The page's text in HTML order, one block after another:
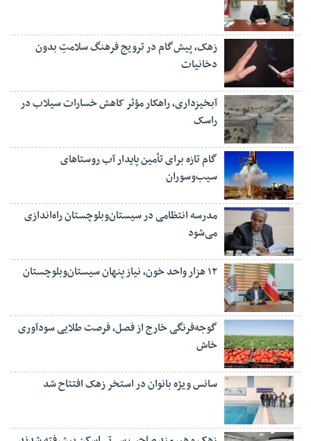
زهک، پیش‌گام در ترویج فرهنگ سلامتِ بدون
دخانیات
آبخیزداری، راهکار مؤثر کاهش خسارات سیلاب در
راسک
گام تازه برای تأمین پایدار آب روستاهای
سیب‌وسوران
مدرسه انتظامی در سیستان‌وبلوچستان راه‌اندازی
می‌شود
۱۲ هزار واحد خون، نیاز پنهان سیستان‌وبلوچستان
گوجه‌فرنگی خارج از فصل، فرصت طلایی سودآوری
خاش
سانس ویژه بانوان در استخر زهک افتتاح شد